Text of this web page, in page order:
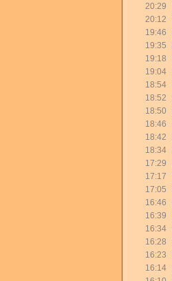
20:29
20:12
19:46
19:35
19:18
19:04
18:54
18:52
18:50
18:46
18:42
18:34
17:29
17:17
17:05
16:46
16:39
16:34
16:28
16:23
16:14